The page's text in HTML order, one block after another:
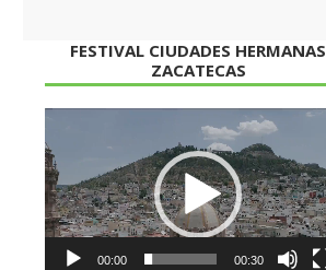
FESTIVAL CIUDADES HERMANAS
ZACATECAS
de
vídeo
00:00 00:30